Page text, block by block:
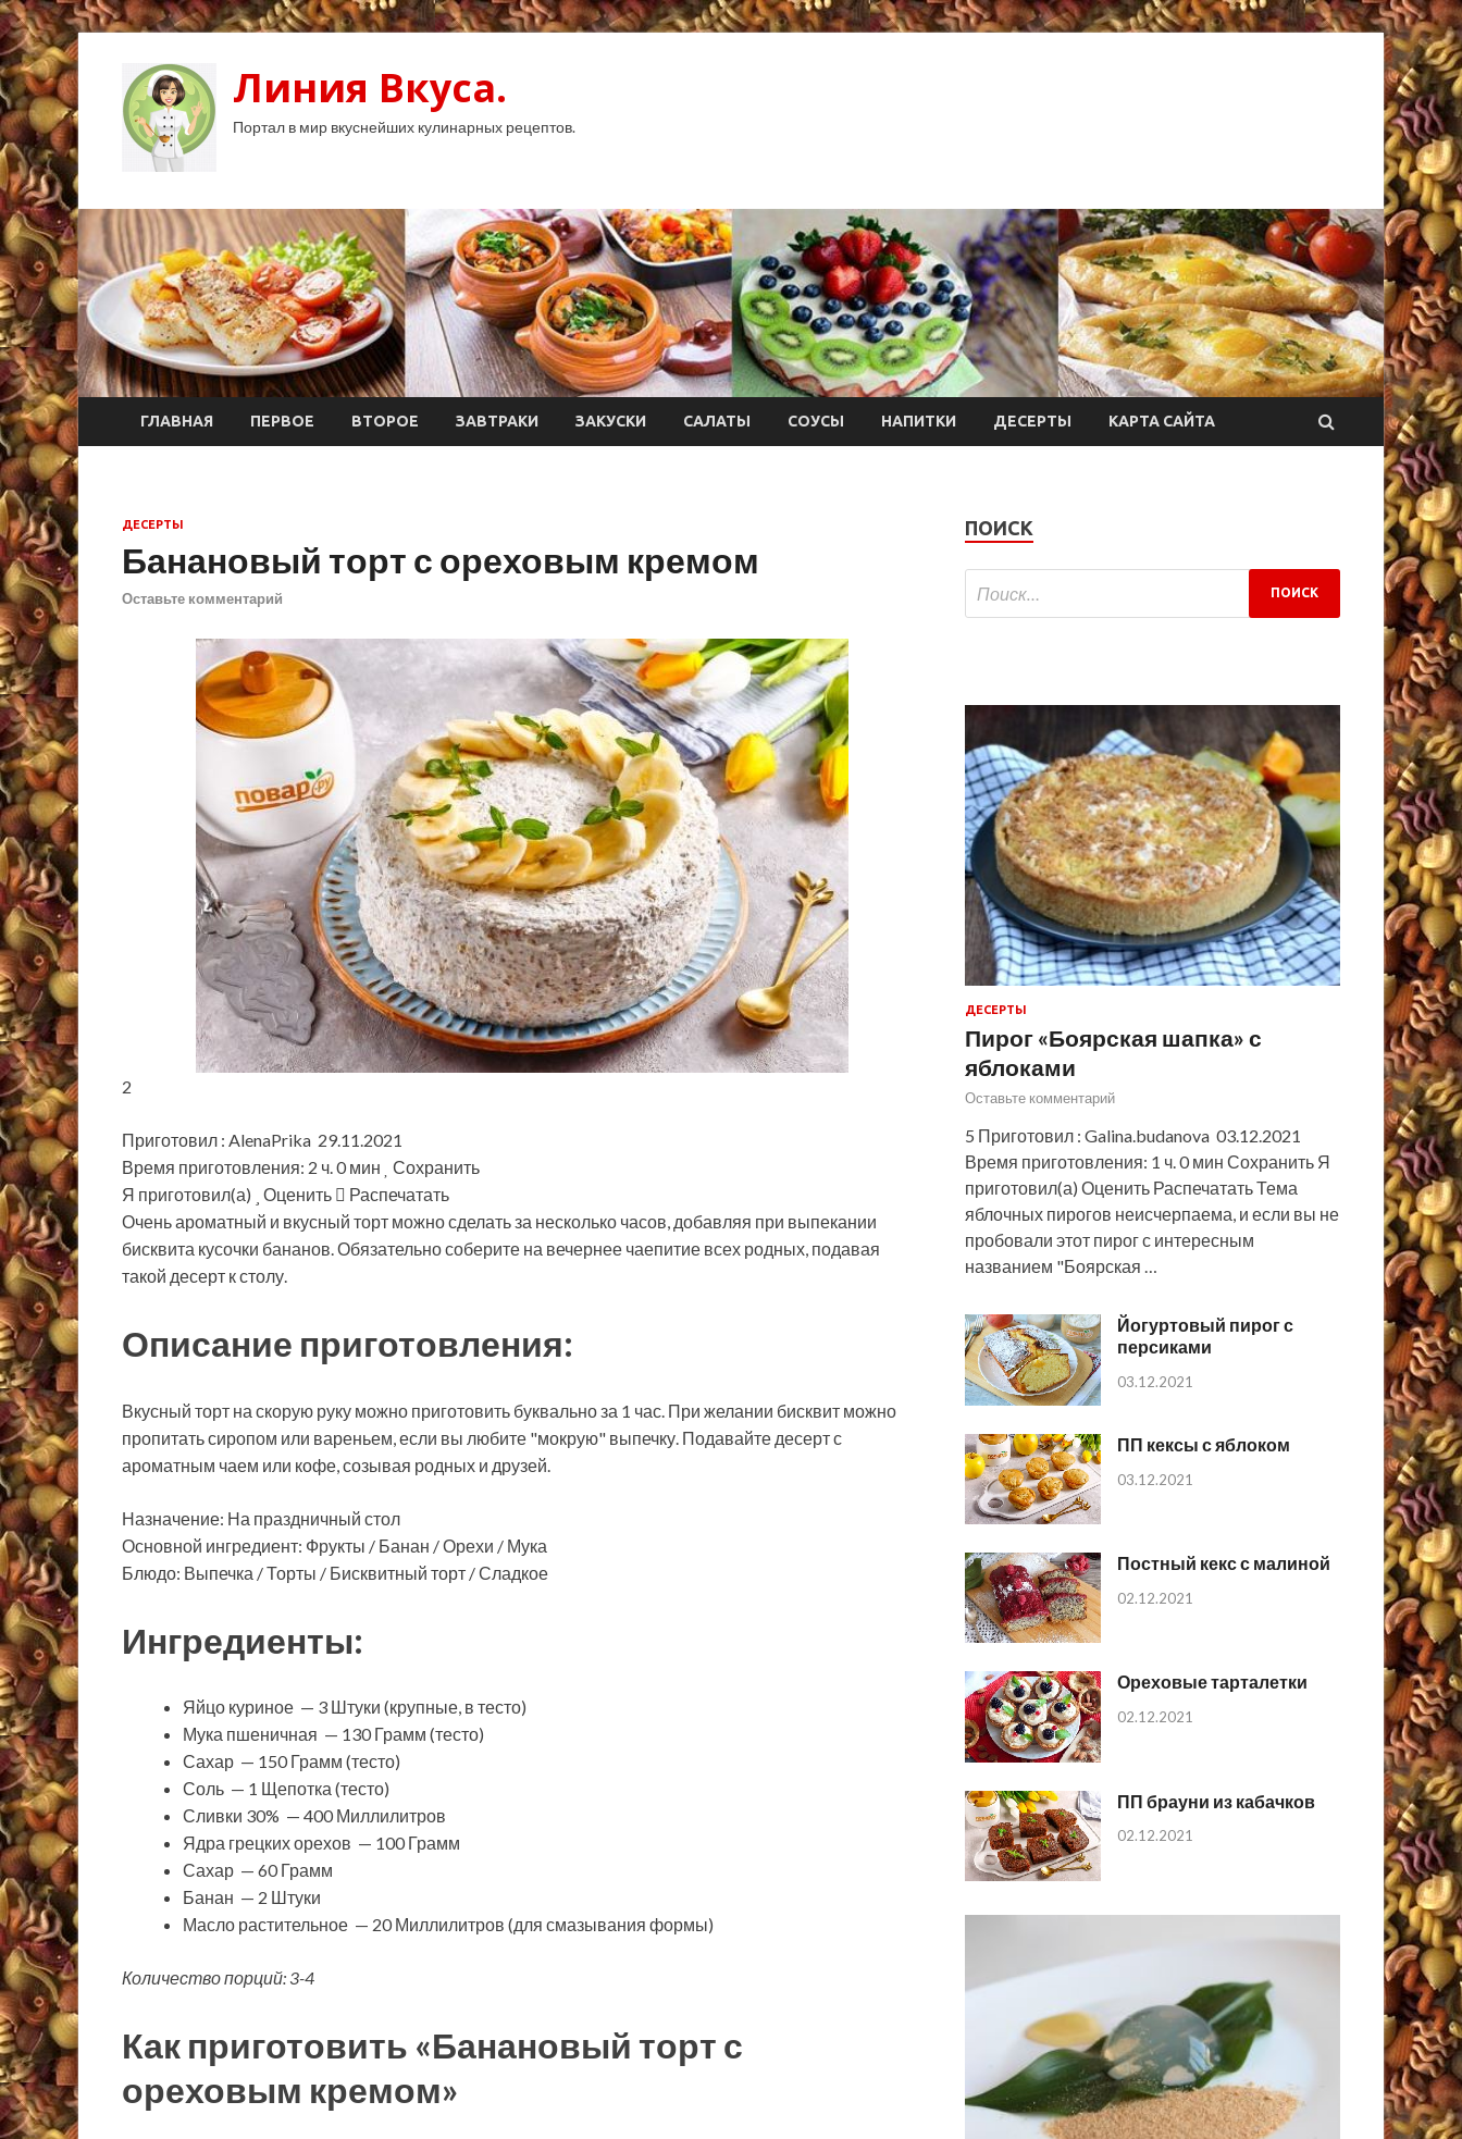
Линия Вкуса.
Портал в мир вкуснейших кулинарных рецептов.
ГЛАВНАЯ ПЕРВОЕ ВТОРОЕ ЗАВТРАКИ ЗАКУСКИ САЛАТЫ СОУСЫ НАПИТКИ ДЕСЕРТЫ КАРТА САЙТА
ДЕСЕРТЫ
Банановый торт с ореховым кремом
Оставьте комментарий
2
Приготовил : AlenaPrika 29.11.2021
Время приготовления: 2 ч. 0 мин
Сохранить
Я приготовил(а)
Оценить
Распечатать
Очень ароматный и вкусный торт можно сделать за несколько часов, добавляя при выпекании
бисквита кусочки бананов. Обязательно соберите на вечернее чаепитие всех родных, подавая
такой десерт к столу.
Описание приготовления:
Вкусный торт на скорую руку можно приготовить буквально за 1 час. При желании бисквит можно
пропитать сиропом или вареньем, если вы любите "мокрую" выпечку. Подавайте десерт с
ароматным чаем или кофе, созывая родных и друзей.
Назначение: На праздничный стол
Основной ингредиент: Фрукты / Банан / Орехи / Мука
Блюдо: Выпечка / Торты / Бисквитный торт / Сладкое
Ингредиенты:
Яйцо куриное — 3 Штуки (крупные, в тесто)
Мука пшеничная — 130 Грамм (тесто)
Сахар — 150 Грамм (тесто)
Соль — 1 Щепотка (тесто)
Сливки 30% — 400 Миллилитров
Ядра грецких орехов — 100 Грамм
Сахар — 60 Грамм
Банан — 2 Штуки
Масло растительное — 20 Миллилитров (для смазывания формы)
Количество порций: 3-4
Как приготовить «Банановый торт с
ореховым кремом»
ПОИСК
ДЕСЕРТЫ
Пирог «Боярская шапка» с
яблоками
Оставьте комментарий
5 Приготовил : Galina.budanova 03.12.2021
Время приготовления: 1 ч. 0 мин Сохранить Я
приготовил(а) Оценить Распечатать Тема
яблочных пирогов неисчерпаема, и если вы не
пробовали этот пирог с интересным
названием "Боярская …
Йогуртовый пирог с
персиками
03.12.2021
ПП кексы с яблоком
03.12.2021
Постный кекс с малиной
02.12.2021
Ореховые тарталетки
02.12.2021
ПП брауни из кабачков
02.12.2021